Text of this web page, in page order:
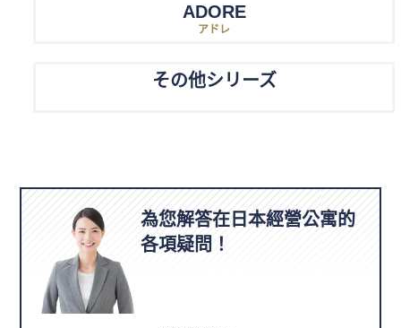
ADORE
アドレ
その他シリーズ
為您解答在日本經營公寓的
各項疑問！